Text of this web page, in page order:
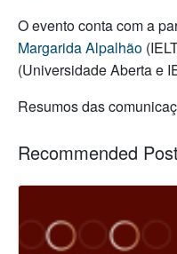
O evento conta com a
Margarida Alpalhão
(Universidade Aberta e
Resumos das
Recommended